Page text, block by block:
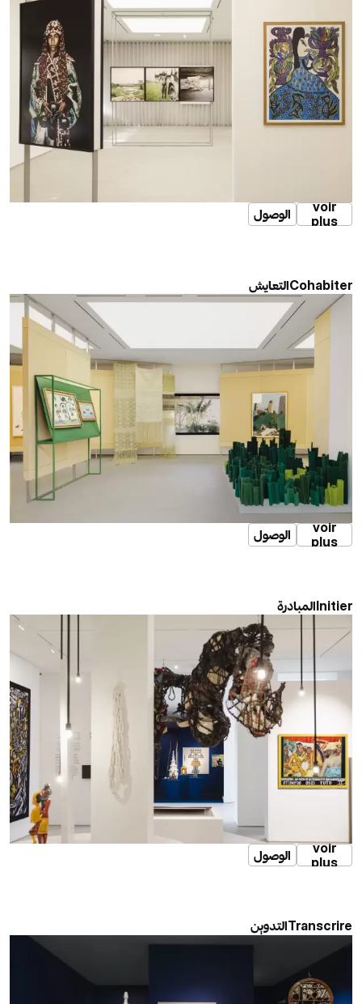
الوصول
voir
plus
الوصول
voir
plus
التعايشCohabiter
الوصول
voir
plus
المبادرةInitier
التدوينTranscrire